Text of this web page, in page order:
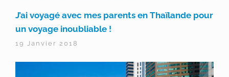
J’ai voyagé avec mes parents en Thaïlande pour
un voyage inoubliable !
19 Janvier 2018